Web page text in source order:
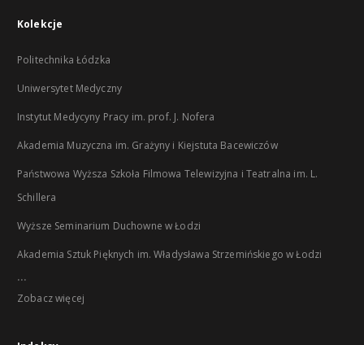
Kolekcje
Politechnika Łódzka
Uniwersytet Medyczny
Instytut Medycyny Pracy im. prof. J. Nofera
Akademia Muzyczna im. Grażyny i Kiejstuta Bacewiczów
Państwowa Wyższa Szkoła Filmowa Telewizyjna i Teatralna im. L.
Schillera
Wyższe Seminarium Duchowne w Łodzi
Akademia Sztuk Pięknych im. Władysława Strzemińskiego w Łodzi
...
Zobacz więcej